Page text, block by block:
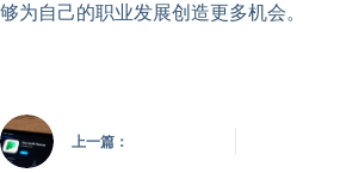
够为自己的职业发展创造更多机会。
上一篇：